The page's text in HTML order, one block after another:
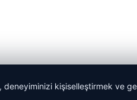
deneyiminizi kişiselleştirmek ve